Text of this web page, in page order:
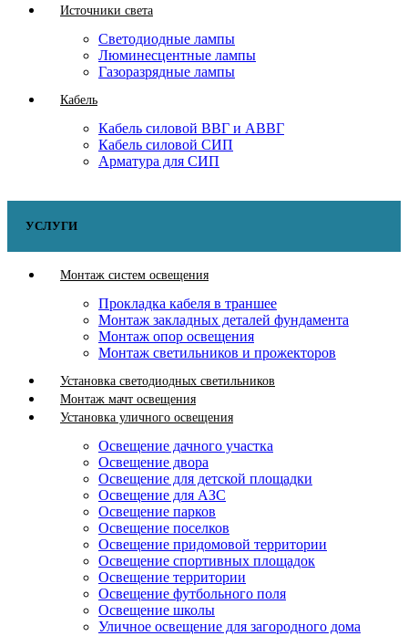
Источники света
Светодиодные лампы
Люминесцентные лампы
Газоразрядные лампы
Кабель
Кабель силовой ВВГ и АВВГ
Кабель силовой СИП
Арматура для СИП
УСЛУГИ
Монтаж систем освещения
Прокладка кабеля в траншее
Монтаж закладных деталей фундамента
Монтаж опор освещения
Монтаж светильников и прожекторов
Установка светодиодных светильников
Монтаж мачт освещения
Установка уличного освещения
Освещение дачного участка
Освещение двора
Освещение для детской площадки
Освещение для АЗС
Освещение парков
Освещение поселков
Освещение придомовой территории
Освещение спортивных площадок
Освещение территории
Освещение футбольного поля
Освещение школы
Уличное освещение для загородного дома